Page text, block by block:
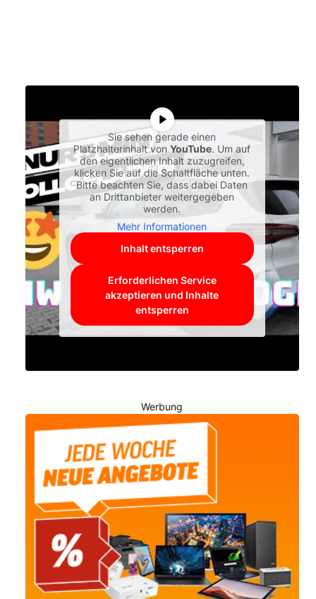
Sie sehen gerade einen
Platzhalterinhalt vonYouTube. Um auf
den eigentlichen Inhalt zuzugreifen,
klicken Sie auf die Schaltfläche unten.
Bitte beachten Sie, dass dabei Daten
an Drittanbieter weitergegeben
werden.
Mehr Informationen
Inhalt entsperren
Erforderlichen Service
akzeptieren und Inhalte
entsperren
Werbung